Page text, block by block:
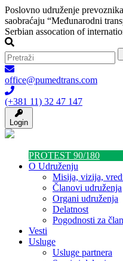
Poslovno udruženje
saobraćaju “Međunarodni
Serbian assocation of
office@pumedtrans.com
(+381 11) 32 47 147
Login
PROTEST 90/180
O Udruženju
Misija, vizija,
Članovi udruženja
Organi udruženja
Delatnost
Pogodnosti za
Vesti
Usluge
Usluge partnera